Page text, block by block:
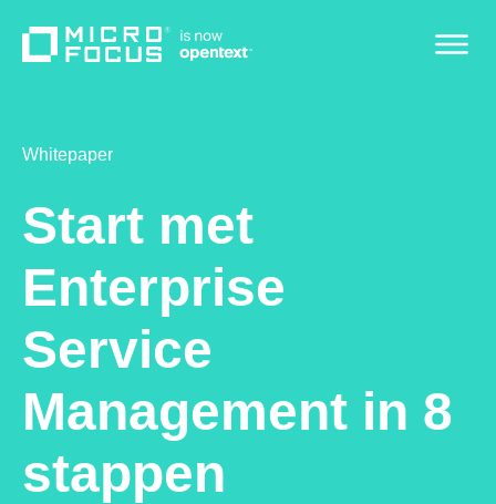
Whitepaper
Start met
Enterprise
Service
Management in 8
stappen